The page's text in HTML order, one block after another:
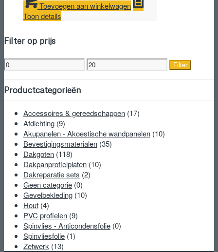
Toevoegen aan winkelwagen
Toon details
Filter op prijs
Min.
prijs
Max.
prijs
Filter
Productcategorieën
Accessoires & gereedschappen (17)
Afdichting (9)
Akupanelen - Akoestische wandpanelen (10)
Bevestigingsmaterialen (35)
Dakgoten (118)
Dakpanprofielplaten (10)
Dakreparatie sets (2)
Geen categorie (0)
Gevelbekleding (10)
Hout (4)
PVC profielen (9)
Spinvlies - Anticondensfolie (0)
Spinvliesfolie (1)
Zetwerk (13)